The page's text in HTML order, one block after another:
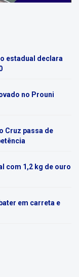
estadual declara
no Prouni
Cruz passa de
com 1,2 kg de ouro
em carreta e